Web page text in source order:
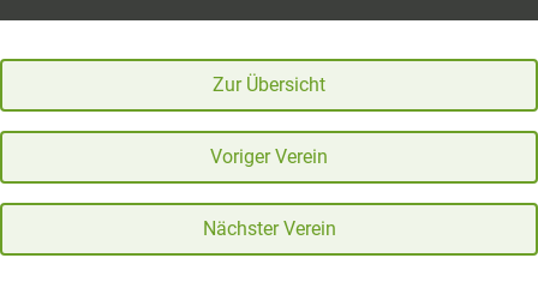
Zur Übersicht
Voriger Verein
Nächster Verein